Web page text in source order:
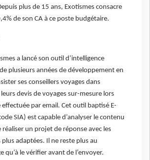
plus de 15 ans, Exotismes consacre
de son CA à ce poste budgétaire.
a lancé son outil d’intelligence
plusieurs années de développement en
ses conseillers voyages dans
leurs devis de voyages sur-mesure lors
effectuée par email. Cet outil baptisé E-
SIA) est capable d’analyser le contenu
réaliser un projet de réponse avec les
adaptées. Il ne reste plus au
qu’à le vérifier avant de l’envoyer.